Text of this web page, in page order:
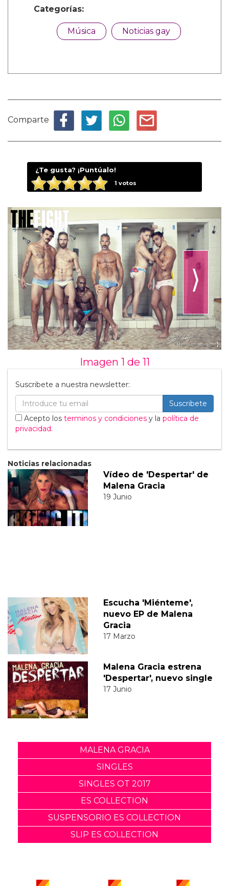
Categorías:
Música Noticias gay
Comparte
¿Te gusta? ¡Puntúalo!
1 votos
⟩
Imagen 1 de 11
Suscribete a nuestra newsletter:
Suscribete
Acepto los terminos y condiciones y la política de
privacidad.
Noticias relacionadas
Vídeo de 'Despertar' de
Malena Gracia
19 Junio
Escucha 'Miénteme',
nuevo EP de Malena
Gracia
17 Marzo
Malena Gracia estrena
'Despertar', nuevo single
17 Junio
MALENA GRACIA
SINGLES
SINGLES OT 2017
ES COLLECTION
SUSPENSORIO ES COLLECTION
SLIP ES COLLECTION